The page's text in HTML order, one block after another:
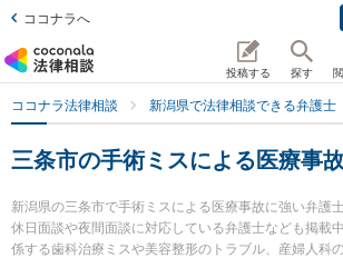
ココナラへ
投稿する 探す
ココナラ法律相談 新潟県で法律相談できる弁護士
三条市の手術ミスによる医療事
新潟県の三条市で手術ミスによる医療事故に強い弁護
休日面談や夜間面談に対応している弁護士なども掲載
係する歯科治療ミスや美容整形のトラブル、産婦人科